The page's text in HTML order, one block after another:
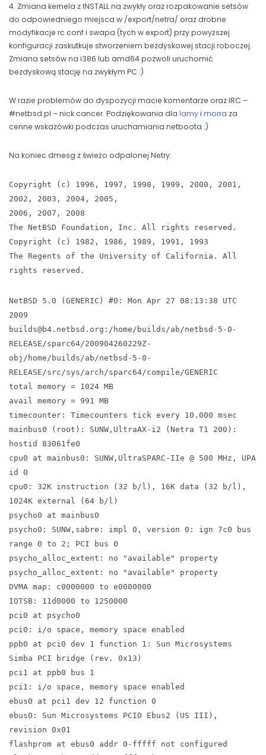
4. Zmiana kernela z INSTALL na zwykły oraz rozpakowanie setsów
do odpowiedniego miejsca w /export/netra/ oraz drobne
modyfikacje rc.conf i swapa (tych w export) przy powyższej
konfiguracji zaskutkuje stworzeniem bezdyskowej stacji roboczej.
Zmiana setsów na i386 lub amd64 pozwoli uruchomić
bezdyskową stację na zwykłym PC :)
W razie problemów do dyspozycji macie komentarze oraz IRC –
#netbsd.pl – nick cancer. Podziękowania dla lamyi morra za
cenne wskazówki podczas uruchamiania netboota :)
Na koniec dmesg z świeżo odpalonej Netry:
Copyright (c) 1996, 1997, 1998, 1999, 2000, 2001,
2002, 2003, 2004, 2005,
2006, 2007, 2008
The NetBSD Foundation, Inc. All rights reserved.
Copyright (c) 1982, 1986, 1989, 1991, 1993
The Regents of the University of California. All
rights reserved.
NetBSD 5.0 (GENERIC) #0: Mon Apr 27 08:13:38 UTC
2009
builds@b4.netbsd.org:/home/builds/ab/netbsd-5-0-
RELEASE/sparc64/200904260229Z-
obj/home/builds/ab/netbsd-5-0-
RELEASE/src/sys/arch/sparc64/compile/GENERIC
total memory = 1024 MB
avail memory = 991 MB
timecounter: Timecounters tick every 10.000 msec
mainbus0 (root): SUNW,UltraAX-i2 (Netra T1 200):
hostid 83061fe0
cpu0 at mainbus0: SUNW,UltraSPARC-IIe @ 500 MHz, UPA
id 0
cpu0: 32K instruction (32 b/l), 16K data (32 b/l),
1024K external (64 b/l)
psycho0 at mainbus0
psycho0: SUNW,sabre: impl 0, version 0: ign 7c0 bus
range 0 to 2; PCI bus 0
psycho_alloc_extent: no "available" property
psycho_alloc_extent: no "available" property
DVMA map: c0000000 to e0000000
IOTSB: 11d0000 to 1250000
pci0 at psycho0
pci0: i/o space, memory space enabled
ppb0 at pci0 dev 1 function 1: Sun Microsystems
Simba PCI bridge (rev. 0x13)
pci1 at ppb0 bus 1
pci1: i/o space, memory space enabled
ebus0 at pci1 dev 12 function 0
ebus0: Sun Microsystems PCIO Ebus2 (US III),
revision 0x01
flashprom at ebus0 addr 0-fffff not configured